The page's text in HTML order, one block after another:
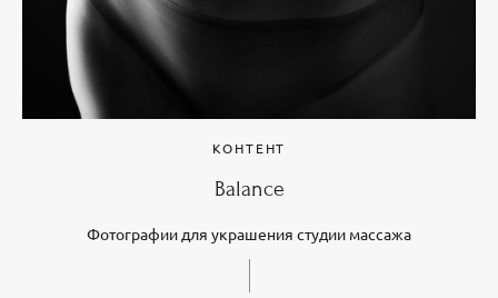
КОНТЕНТ
Balance
Фотографии для украшения студии массажа